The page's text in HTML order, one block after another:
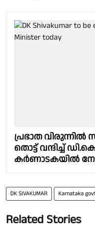
പ്രഭാത വിരുന്നിൽ
തൊട്ട് വന്ദിച്ച്
കർണാടകയിൽ
DK SIVAKUMAR Karnataka
Related Stories